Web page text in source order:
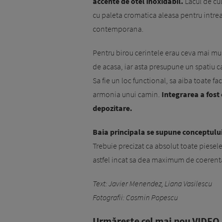
cu paleta cromatica aleasa pentru
contemporana.
Pentru birou cerintele erau ceva mai
de acasa, iar asta presupune un
Sa fie un loc functional, sa aiba toate
armonia unui camin. Integrarea a fost
depozitare.
Baia principala se supune
Trebuie precizat ca absolut toate
astfel incat sa dea maximum de
Text: Javier Menendez, Liana Vasilescu
Fotografii: Cosmin Popescu